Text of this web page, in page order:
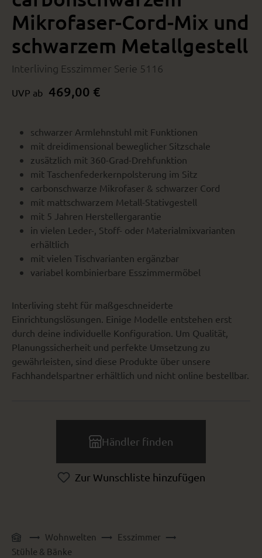
Mikrofaser-Cord-Mix und
schwarzem Metallgestell
Interliving Esszimmer Serie 5116
UVP ab 469,00 €
schwarzer Armlehnstuhl mit Funktionen
mit dreidimensional beweglicher Sitzschale
zusätzlich mit 360-Grad-Drehfunktion
mit Taschenfederkernpolsterung im Sitz
carbonschwarze Mikrofaser & schwarzer Cord
mit mattschwarzem Metall-Stativgestell
mit 5 Jahren Herstellergarantie
in vielen Leder-, Stoff- oder Materialmixvarianten
erhältlich
mit vielen Tischvarianten ergänzbar
variabel kombinierbare Esszimmermöbel
Interliving steht für maßgeschneiderte
Einrichtungslösungen. Einige Modelle entstehen erst
durch deine individuelle Konfiguration. Um Qualität,
Planungssicherheit und perfekte Umsetzung zu
gewährleisten, sind diese Produkte über unsere
Fachhandelspartner erhältlich und nicht online bestellbar.
Händler finden
Zur Wunschliste hinzufügen
Wohnwelten
Esszimmer
Stühle & Bänke